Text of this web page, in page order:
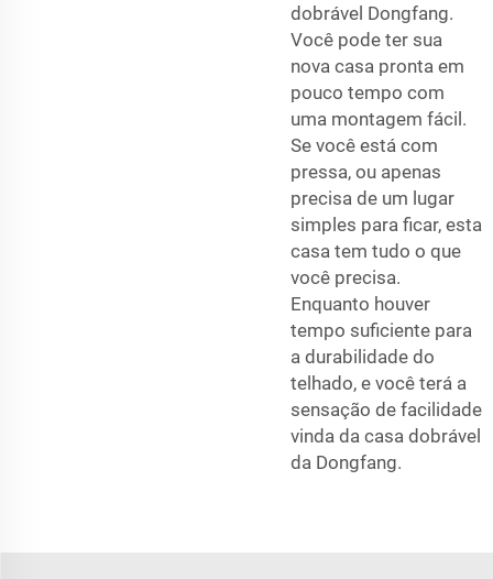
dobrável Dongfang.
Você pode ter sua
nova casa pronta em
pouco tempo com
uma montagem fácil.
Se você está com
pressa, ou apenas
precisa de um lugar
simples para ficar, esta
casa tem tudo o que
você precisa.
Enquanto houver
tempo suficiente para
a durabilidade do
telhado, e você terá a
sensação de facilidade
vinda da casa dobrável
da Dongfang.